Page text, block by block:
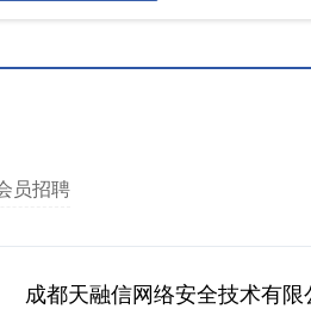
员招聘
成都天融信网络安全技术有限